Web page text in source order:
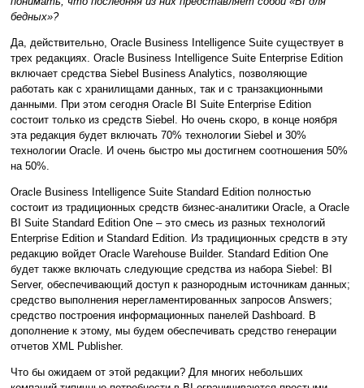
бедных»?
Да, действительно, Oracle Business Intelligence Suite существует в
трех редакциях. Oracle Business Intelligence Suite Enterprise Edition
включает средства Siebel Business Analytics, позволяющие
работать как с хранилищами данных, так и с транзакционными
данными. При этом сегодня Oracle BI Suite Enterprise Edition
состоит только из средств Siebel. Но очень скоро, в конце ноября
эта редакция будет включать 70% технологии Siebel и 30%
технологии Oracle. И очень быстро мы достигнем соотношения 50%
на 50%.
Oracle Business Intelligence Suite Standard Edition полностью
состоит из традиционных средств бизнес-аналитики Oracle, а Oracle
BI Suite Standard Edition One – это смесь из разных технологий
Enterprise Edition и Standard Edition. Из традиционных средств в эту
редакцию войдет Oracle Warehouse Builder. Standard Edition One
будет также включать следующие средства из набора Siebel: BI
Server, обеспечивающий доступ к разнородным источникам данных;
средство выполнения нерегламентированных запросов Answers;
средство построения информационных панелей Dashboard. В
дополнение к этому, мы будем обеспечивать средство генерации
отчетов XML Publisher.
Что бы ожидаем от этой редакции? Для многих небольших